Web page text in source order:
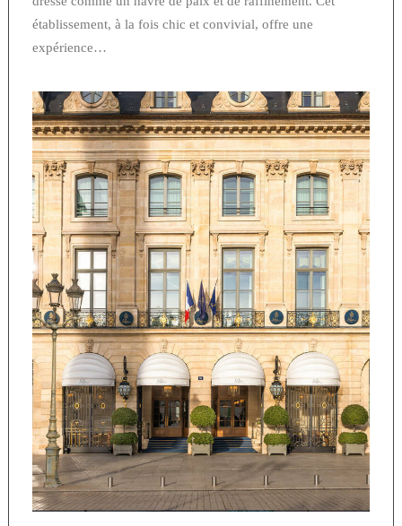
établissement, à la fois chic et convivial, offre une
expérience…